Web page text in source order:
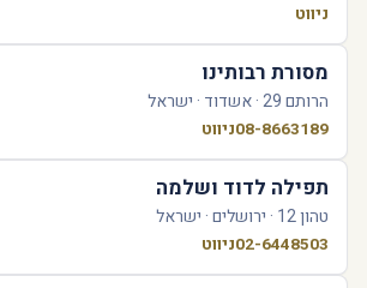
ניווט
מסורת רבותינו
הרותם 29 · אשדוד · ישראל
08-8663189ניווט
תפילה לדוד ושלמה
טהון 12 · ירושלים · ישראל
02-6448503ניווט